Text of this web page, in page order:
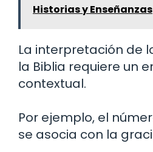
Historias y Enseñanzas
La interpretación de
la Biblia requiere un
contextual.
Por ejemplo, el
se asocia con la